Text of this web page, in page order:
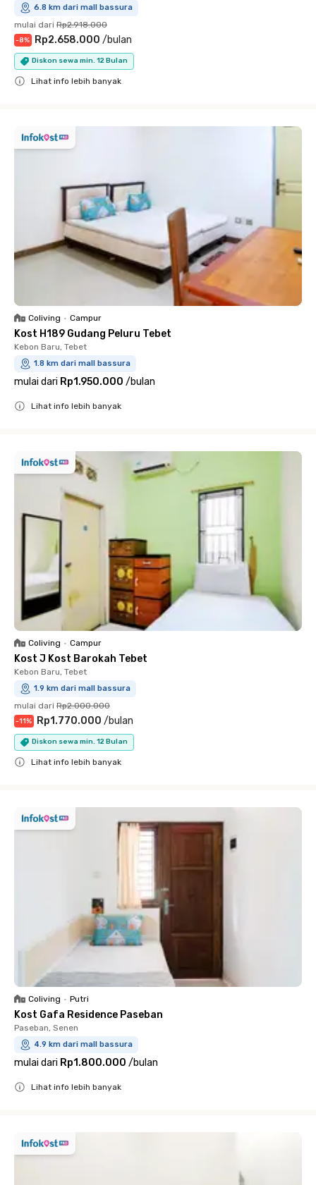
6.8 km dari mall bassura
mulai dari Rp2.918.000
-8% Rp2.658.000 /bulan
Diskon sewa min. 12 Bulan
Lihat info lebih banyak
Coliving • Campur
Kost H189 Gudang Peluru Tebet
Kebon Baru, Tebet
1.8 km dari mall bassura
mulai dari Rp1.950.000 /bulan
Lihat info lebih banyak
Coliving • Campur
Kost J Kost Barokah Tebet
Kebon Baru, Tebet
1.9 km dari mall bassura
mulai dari Rp2.000.000
-11% Rp1.770.000 /bulan
Diskon sewa min. 12 Bulan
Lihat info lebih banyak
Coliving • Putri
Kost Gafa Residence Paseban
Paseban, Senen
4.9 km dari mall bassura
mulai dari Rp1.800.000 /bulan
Lihat info lebih banyak